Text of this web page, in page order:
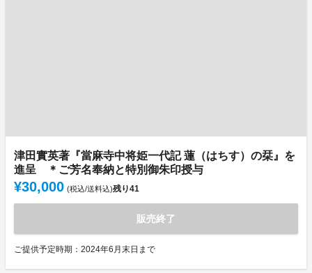
津田實英著『當麻寺中将姫一代記 蓮（はちす）の栞』を
進呈 ＊ご芳名奉納と特別御朱印授与
¥30,000 (税込/送料込)残り41
販売終了
ご提供予定時期：2024年6月末日まで